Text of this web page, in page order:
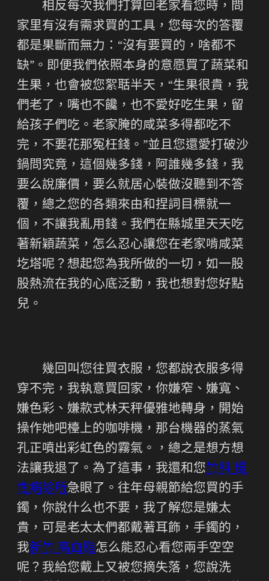
相反每次我們打算回老家看您時，問
家里有沒有需求買的工具，您每次的答覆
都是果斷而無力：“沒有要買的，啥都不
缺”。即便我們依照本身的意愿買了蔬菜和
生果，也會被您絮聒半天，“生果很貴，我
們老了，嘴也不饞，也不愛好吃生果，留
給孩子們吃。老家腌的咸菜多得都吃不
完，不要花那冤枉錢。”並且您還愛打破沙
鍋問究竟，這個幾多錢，阿誰幾多錢，我
要么說廉價，要么就居心裝做沒聽到不答
覆，總之您的各類來由和捏詞目標就一
個，不讓我亂用錢。我們在縣城里天天吃
著新穎蔬菜，怎么忍心讓您在老家啃咸菜
圪塔呢？想起您為我所做的一切，如一股
股熱流在我的心底泛動，我也想對您好點
兒。
幾回叫您往買衣服，您都說衣服多得
穿不完，我執意買回家，你嫌窄、嫌寬、
嫌色彩、嫌款式林天秤優雅地轉身，開始
操作她吧檯上的咖啡機，那台機器的蒸氣
孔正噴出彩虹色的霧氣。，總之是想方想
法讓我退了。為了這事，我還和您竹科 慢
性病診所急眼了。往年母親節給您買的手
鐲，你說什么也不要，我了解您是嫌太
貴，可是老太太們都戴著耳飾，手鐲的，
我新竹 高血脂怎么能忍心看您兩手空空
呢？我給您戴上又被您摘失落，您說洗